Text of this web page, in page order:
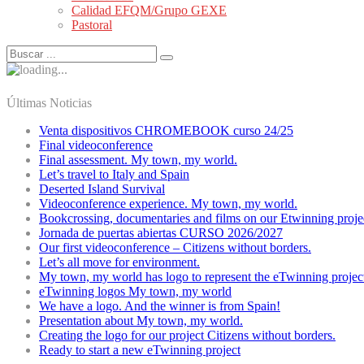
Calidad EFQM/Grupo GEXE
Pastoral
Últimas Noticias
Venta dispositivos CHROMEBOOK curso 24/25
Final videoconference
Final assessment. My town, my world.
Let’s travel to Italy and Spain
Deserted Island Survival
Videoconference experience. My town, my world.
Bookcrossing, documentaries and films on our Etwinning
Jornada de puertas abiertas CURSO 2026/2027
Our first videoconference – Citizens without borders.
Let’s all move for environment.
My town, my world has logo to represent the eTwinning
eTwinning logos My town, my world
We have a logo. And the winner is from Spain!
Presentation about My town, my world.
Creating the logo for our project Citizens without borders.
Ready to start a new eTwinning project